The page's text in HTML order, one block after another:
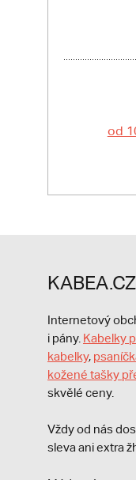
od
Internetový
i pány. Kabelky
kabelky,
kožené tašky
skvělé ceny.
Vždy od nás
sleva ani extra